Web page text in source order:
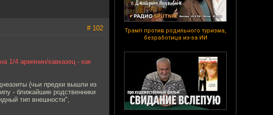
Трамп против родильного туризма,
безработица из-за ИИ
# 102
1/4 армянин/кавказец - как
(чьи предки вышли из
- ближайшие родственники
тип внешности",